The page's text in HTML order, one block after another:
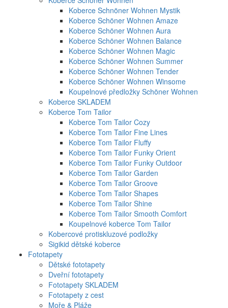
Koberce Schnöner Wohnen Mystik
Koberce Schöner Wohnen Amaze
Koberce Schöner Wohnen Aura
Koberce Schöner Wohnen Balance
Koberce Schöner Wohnen Magic
Koberce Schöner Wohnen Summer
Koberce Schöner Wohnen Tender
Koberce Schöner Wohnen Winsome
Koupelnové předložky Schöner Wohnen
Koberce SKLADEM
Koberce Tom Tailor
Koberce Tom Tailor Cozy
Koberce Tom Tailor Fine Lines
Koberce Tom Tailor Fluffy
Koberce Tom Tailor Funky Orient
Koberce Tom Tailor Funky Outdoor
Koberce Tom Tailor Garden
Koberce Tom Tailor Groove
Koberce Tom Tailor Shapes
Koberce Tom Tailor Shine
Koberce Tom Tailor Smooth Comfort
Koupelnové koberce Tom Tailor
Kobercové protiskluzové podložky
Sigikid dětské koberce
Fototapety
Dětské fototapety
Dveřní fototapety
Fototapety SKLADEM
Fototapety z cest
Moře & Pláže